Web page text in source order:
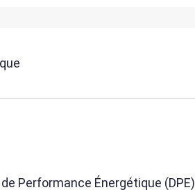
Performance Énergétique (DPE)